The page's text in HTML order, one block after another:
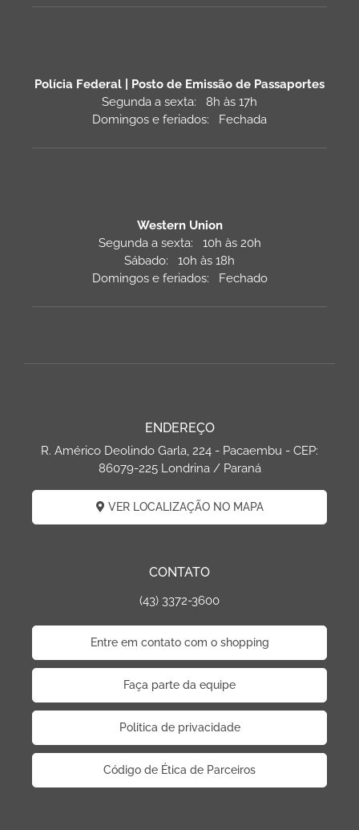
Polícia Federal | Posto de Emissão de Passaportes
Segunda a sexta: 8h às 17h
Domingos e feriados: Fechada
Western Union
Segunda a sexta: 10h às 20h
Sábado: 10h às 18h
Domingos e feriados: Fechado
ENDEREÇO
R. Américo Deolindo Garla, 224 - Pacaembu - CEP:
86079-225 Londrina / Paraná
VER LOCALIZAÇÃO NO MAPA
CONTATO
(43) 3372-3600
Entre em contato com o shopping
Faça parte da equipe
Politica de privacidade
Código de Ética de Parceiros